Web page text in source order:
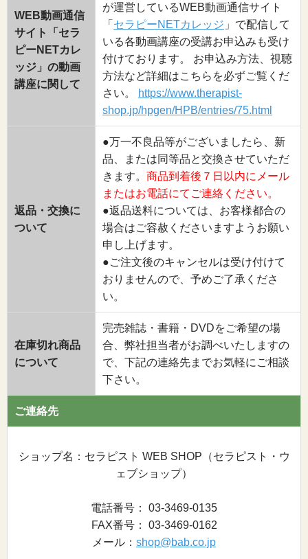
WEB動画通信
サイト「セラ
ピーNETカレ
ッジ」の動画
講座に関して
が運営しているWEB動画通信サイト
「 セラピーNETカレッジ 」で配信して
いる各動画講座の受講お申込みも受け
付けております。 お申込み方法、視聴
方法など詳細はこちらを必ずご覧くだ
さい。
https://www.therapist-
shop.jp/hpgen/HPB/entries/75.html
返品・交換に
ついて
●万一不良品等がございましたら、新
品、または同等品と交換させていただ
きます。 商品到着後７日以内にメール
またはお電話にてご連絡ください。
●返品送料については、お客様都合の
場合はご容赦くださいますようお願い
申し上げます。
●ご注文後のキャンセルは受け付けて
おりませんので、予めご了承くださ
い。
在庫切れ商品
について
完売雑誌・書籍・DVDをご希望の場
合、弊社担当者がお調べいたしますの
で、下記の連絡先までお気軽にご相談
下さい。
ご連絡先
ショップ名：セラピスト WEB SHOP（セラピスト・ウ
ェブショップ）
電話番号： 03-3469-0135
FAX番号： 03-3469-0162
メール： shop@bab.co.jp